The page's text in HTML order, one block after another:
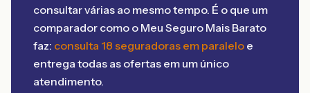
consultar várias ao mesmo tempo. É o que um
comparador como o Meu Seguro Mais Barato
faz: consulta 18 seguradoras em paralelo e
entrega todas as ofertas em um único
atendimento.